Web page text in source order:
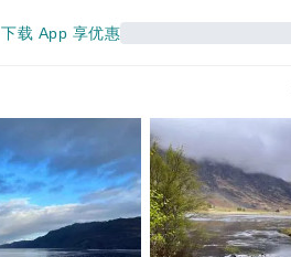
下载 App 享优惠